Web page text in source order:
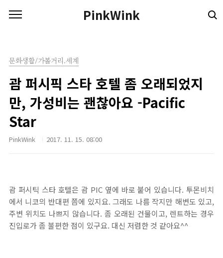
PinkWink
문화생활/가볼거리.세계
괌 퍼시픽 스타 호텔 좀 오래되었지
만, 가성비는 괜찮아요 -Pacific
Star
PinkWink 2017. 11. 15. 08:00
괌 퍼시틱 스타 호텔은 괌 PIC 옆에 바로 붙어 있습니다. 투몬비치
에서 니코의 반대편 쯤에 있지요. 그래도 나름 작지만 해변도 있고,
주변 위치도 나쁘지 않습니다. 좀 오래된 건물이고, 렌트하는 경우
진입로가 좀 불편한 점이 있구요. 대신 저렴한 것 같아요^^